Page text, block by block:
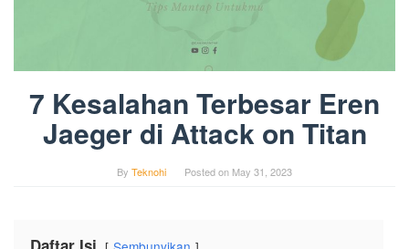
7 Kesalahan Terbesar Eren
Jaeger di Attack on Titan
By Teknohi Posted on May 31, 2023